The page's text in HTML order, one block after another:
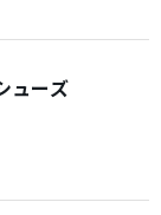
ューズ